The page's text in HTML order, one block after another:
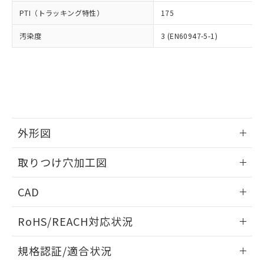
PTI（トラッキング特性） 175
汚染度 3 (EN60947-5-1)
外形図
取りつけ穴加工図
CAD
ドすることができます。
RoHS/REACH対応状況
規格認証/適合状況
※当社の共同利用者とは、"個人情報
の「1.共同利
用者の範囲」に記載されている法人を
EU RoHS指令（10物質）の非含有証明書
51物質の非含有証明書（当社基準）
※本証明書は発行日時点で非含有を証明す
るもので、過去に遡って非含有を証明する
していることから、特段のことがない限
り、2022年1月12日より割愛しておりま
す。